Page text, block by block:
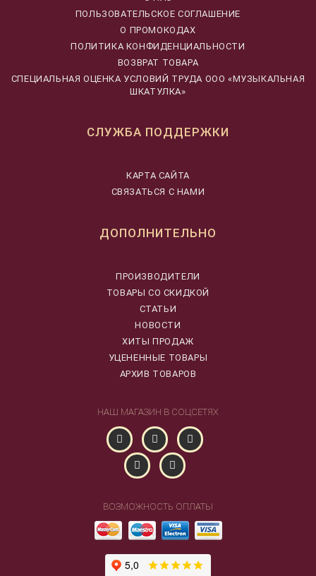
ПОЛЬЗОВАТЕЛЬСКОЕ СОГЛАШЕНИЕ
О ПРОМОКОДАХ
ПОЛИТИКА КОНФИДЕНЦИАЛЬНОСТИ
ВОЗВРАТ ТОВАРА
CПЕЦИАЛЬНАЯ ОЦЕНКА УСЛОВИЙ ТРУДА ООО «МУЗЫКАЛЬНАЯ
ШКАТУЛКА»
СЛУЖБА ПОДДЕРЖКИ
КАРТА САЙТА
СВЯЗАТЬСЯ С НАМИ
ДОПОЛНИТЕЛЬНО
ПРОИЗВОДИТЕЛИ
ТОВАРЫ СО СКИДКОЙ
СТАТЬИ
НОВОСТИ
ХИТЫ ПРОДАЖ
УЦЕНЕННЫЕ ТОВАРЫ
АРХИВ ТОВАРОВ
НАШ МАГАЗИН В СОЦСЕТЯХ
ВОЗМОЖНОСТЬ ОПЛАТЫ